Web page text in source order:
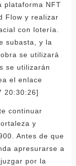
plataforma NFT
Flow y realizar
con lotería.
subasta, y la
se utilizará
se utilizarán
el enlace
20:30:26]
continuar
y
Antes de que
apresurarse a
por la